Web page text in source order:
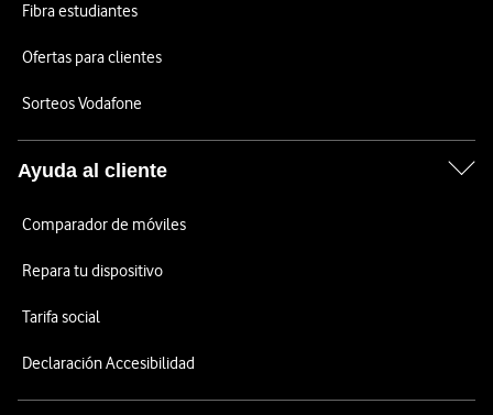
Fibra estudiantes
Ofertas para clientes
Sorteos Vodafone
Ayuda al cliente
Comparador de móviles
Repara tu dispositivo
Tarifa social
Declaración Accesibilidad